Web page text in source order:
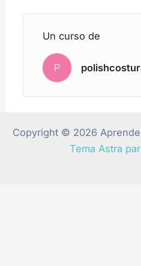
Un curso de
P
Copyright © 2026
Tema Astra